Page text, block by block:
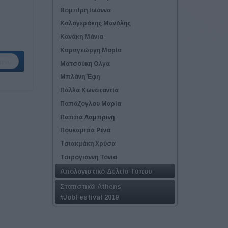
Βομπίρη Ιωάννα
Καλογεράκης Μανόλης
Κανάκη Μάνια
Καραγεώργη Μαρία
Ματσούκη Όλγα
Μπλάνη Έφη
Πάλλα Κωνσταντία
Παπάζογλου Μαρία
Παππά Λαμπρινή
Πουκαμισά Ρένα
Τσιακμάκη Χρύσα
Τσιρογιάννη Τόνια
Απολογιστικό Δελτίο Τύπου
Στατιστικά Athens
#JobFestival 2019